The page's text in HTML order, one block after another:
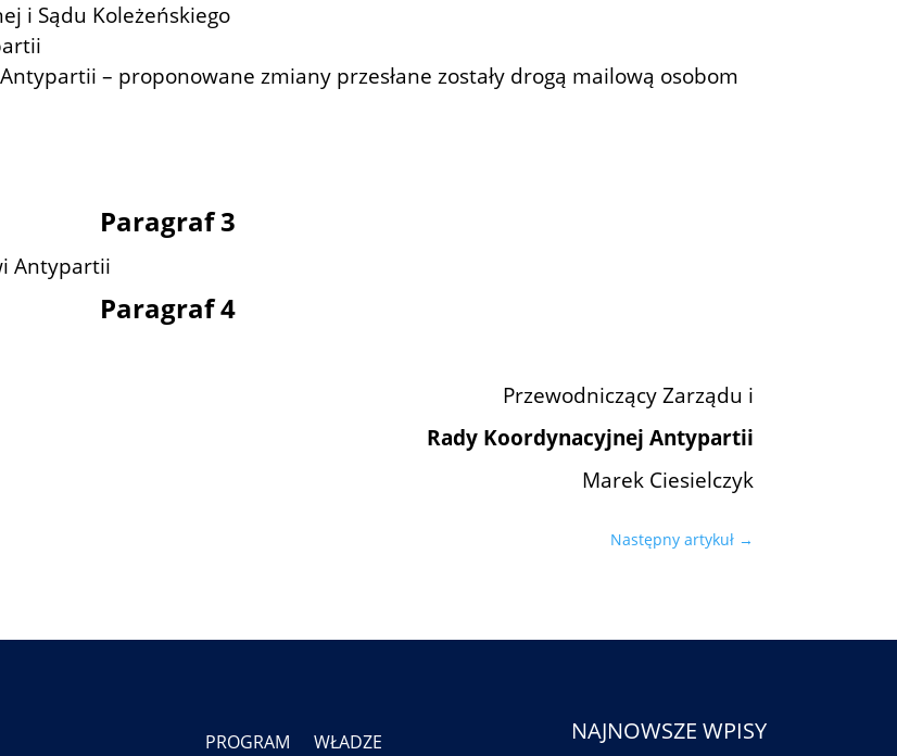
i Sądu Koleżeńskiego
– proponowane zmiany przesłane zostały drogą mailową osobom
Paragraf 3
Antypartii
Paragraf 4
Przewodniczący Zarządu i
Rady Koordynacyjnej Antypartii
Marek Ciesielczyk
Następny artykuł →
PROGRAM
WŁADZE
NAJNOWSZE WPISY